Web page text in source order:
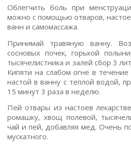
Облегчить боль при
можно с помощью отваров,
ванн и самомассажа.
Принимай травяную ванну.
сосновых почек, горькой
тысячелистника и залей сбор 3
Кипяти на слабом огне в
настой в ванну с теплой водой,
15 минут 3 раза в неделю.
Пей отвары из настоев
ромашку, хвощ полевой,
чай и пей, добавляя мед. Очень
мускатного.